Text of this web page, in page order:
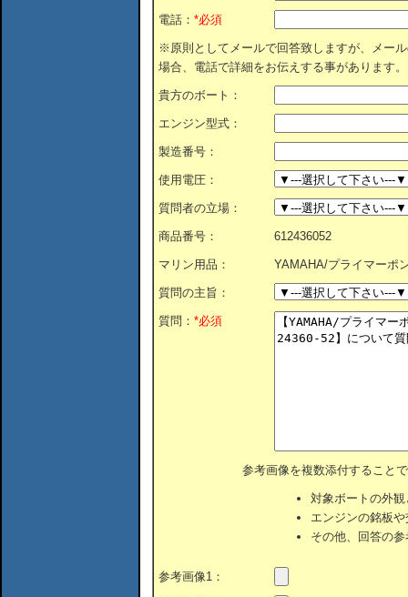
電話： *必須
※原則としてメールで回答致しますが、メー
場合、電話で詳細をお伝えする事があります。
貴方のボート：
エンジン型式：
製造番号：
使用電圧：
質問者の立場：
商品番号： 612436052
マリン用品： YAMAHA/プライマーポ
質問の主旨：
質問： *必須
参考画像を複数添付すること
対象ボートの外
エンジンの銘板
その他、回答の
参考画像1：